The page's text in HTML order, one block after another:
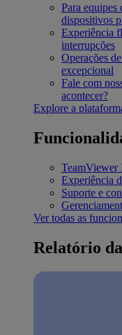
Para equipes
dispositivos
Experiência
interrupções
Operações
excepcional
Fale com
acontecer?
Explore a
TeamViewer
Experiência
Suporte e
Ver todas as
Relatório